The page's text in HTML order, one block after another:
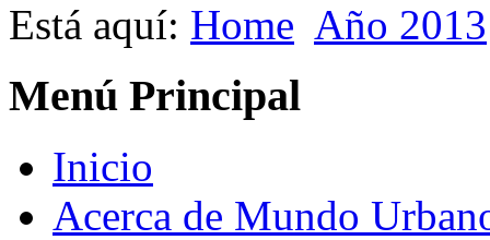
Está aquí: Home Año 2013
Menú Principal
Inicio
Acerca de Mundo